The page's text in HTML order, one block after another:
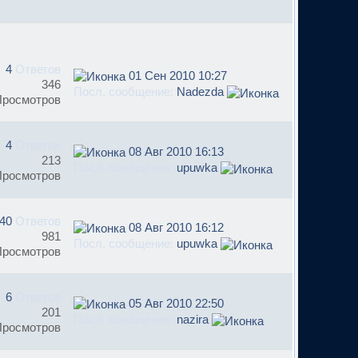
4 Ответов
346
01 Сен 2010 10:27
Посл. сообщение:
Nadezda
4
213
08 Авг 2010 16:13
upuwka
40 Ответов
981
08 Авг 2010 16:12
Посл. сообщение: upuwka
6
201
05 Авг 2010 22:50
nazira